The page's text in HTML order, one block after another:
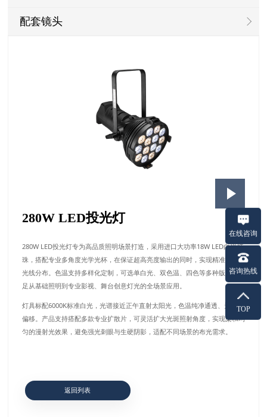
配套镜头
280W LED投光灯
280W LED投光灯专为高品质照明场景打造，采用进口大功率18W LED白光灯
珠，搭配专业多角度光学光杯，在保证超高亮度输出的同时，实现精准均匀的
光线分布。色温支持多样化定制，可选单白光、双色温、四色等多种版本，满
足从基础照明到专业影视、舞台创意灯光的全场景应用。
灯具标配6000K标准白光，光谱接近正午直射太阳光，色温纯净通透、无色差
偏移。产品支持搭配多款专业扩散片，可灵活扩大光斑照射角度，实现柔和均
匀的漫射光效果，避免强光刺眼与生硬阴影，适配不同场景的布光需求。
返回列表
在线咨询
咨询热线
TOP